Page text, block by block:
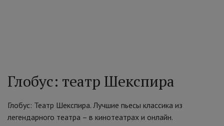
Глобус: театр Шекспира
Глобус: Театр Шекспира. Лучшие пьесы классика из
легендарного театра – в кинотеатрах и онлайн.